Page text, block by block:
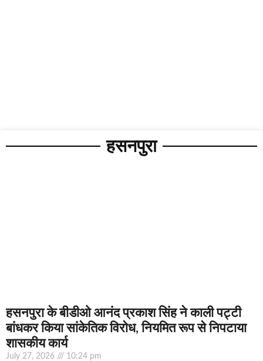
हसनपुरा
हसनपुरा के बीडीओ आनंद प्रकाश सिंह ने काली पट्टी
बांधकर किया सांकेतिक विरोध, नियमित रूप से निपटाया
शासकीय कार्य
July 27, 2026 10:24 pm